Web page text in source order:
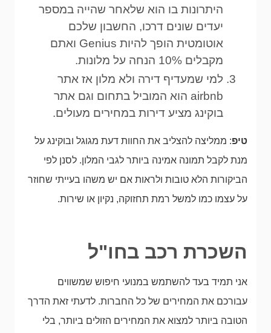
היתרונות בו הוא שלאחר שהייה במספר
יעדים שונים דרכו, החשבון שלכם
אוטומטית הופך להיות Genius ואתם
מקבלים 10% הנחה על מלונות.
למי שמעדיף דירה ולא מלון אז אתר
airbnb הוא המוביל בתחום וגם אתר
בוקינג מציע דירות במחירים מעולים.
טיפ: ממליצה להצליב את החוות דעת מגוגל ובוקינג על
מנת לקבל תמונה אמינה ביותר לגבי המלון. לסנן לפי
הביקורות הלא טובות ולראות אם יש משהו בעייתי שחוזר
על עצמו כמו למשל רמת תחזוקה, נקיון או שירות.
השכרת רכב בחו"ל
אני תמיד בעד להשתמש במנועי חיפוש שמשווים
עבורכם את המחירים של כל החברות. לדעתי זאת הדרך
הטובה ביותר למצוא את המחירים הזולים ביותר, בלי